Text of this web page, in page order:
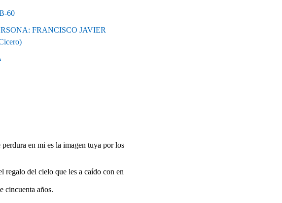
60
FRANCISCO JAVIER
en mi es la imagen tuya por los
regalo del cielo que les a caído con en
cincuenta años.